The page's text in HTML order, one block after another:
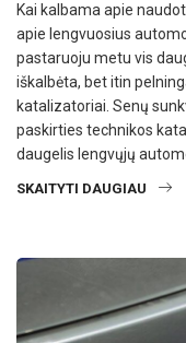
Kai kalbama apie
apie lengvuosius
pastaruoju metu vis
iškalbėta, bet itin
katalizatoriai. Senų
paskirties technikos
daugelis lengvųjų
SKAITYTI DAUGIAU